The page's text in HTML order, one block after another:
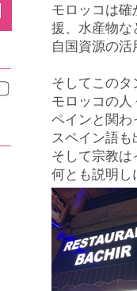
モロッコは
援、水産物な
自国資源の
そしてこの
モロッコの
ペインと関わ
スペイン語
そして宗教
何とも説明し